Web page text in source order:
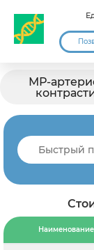
МР-